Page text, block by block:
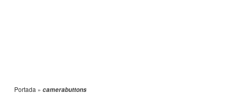
Portada » camerabuttons